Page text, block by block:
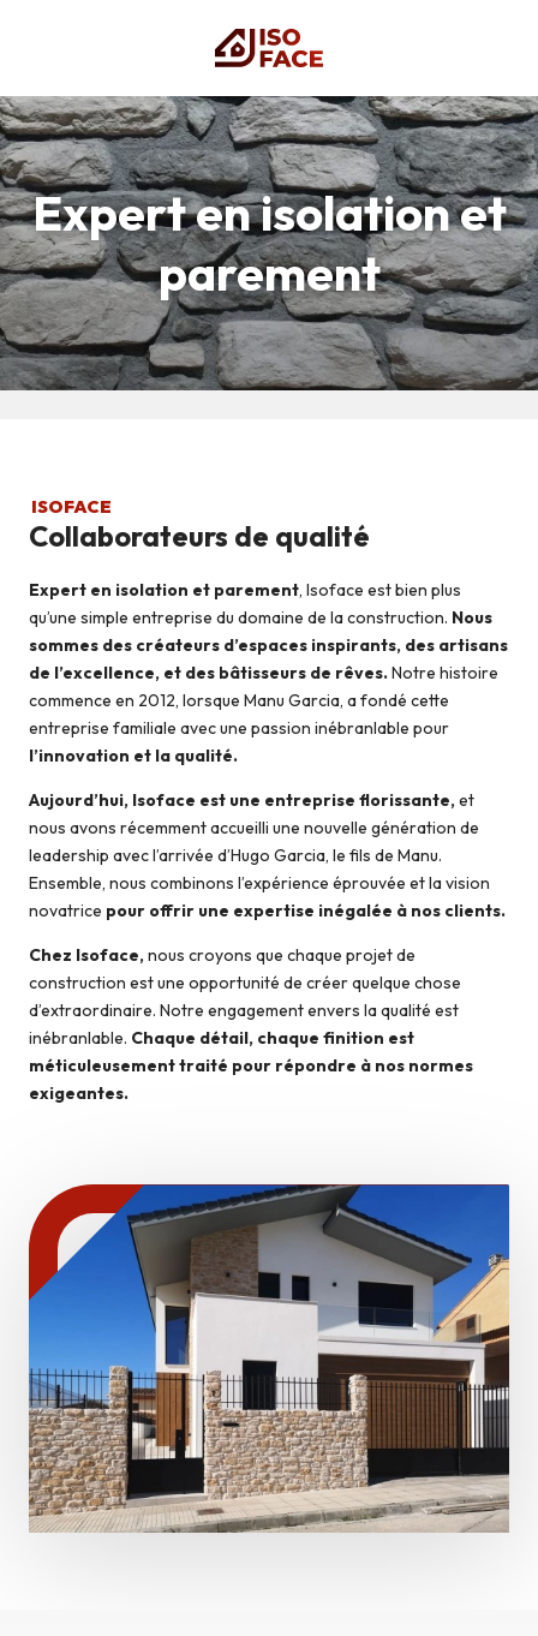
Expert en isolation et
parement
ISOFACE
Collaborateurs de qualité
Expert en isolation et parement, Isoface est bien plus
qu’une simple entreprise du domaine de la construction. Nous
sommes des créateurs d’espaces inspirants, des artisans
de l’excellence, et des bâtisseurs de rêves.Notre histoire
commence en 2012, lorsque Manu Garcia, a fondé cette
entreprise familiale avec une passion inébranlable pour
l’innovation et la qualité.
Aujourd’hui, Isoface est une entreprise florissante,et
nous avons récemment accueilli une nouvelle génération de
leadership avec l’arrivée d’Hugo Garcia, le fils de Manu.
Ensemble, nous combinons l’expérience éprouvée et la vision
novatrice pour offrir une expertise inégalée à nos clients.
Chez Isoface,nous croyons que chaque projet de
construction est une opportunité de créer quelque chose
d’extraordinaire. Notre engagement envers la qualité est
inébranlable. Chaque détail, chaque finition est
méticuleusement traité pour répondre à nos normes
exigeantes.